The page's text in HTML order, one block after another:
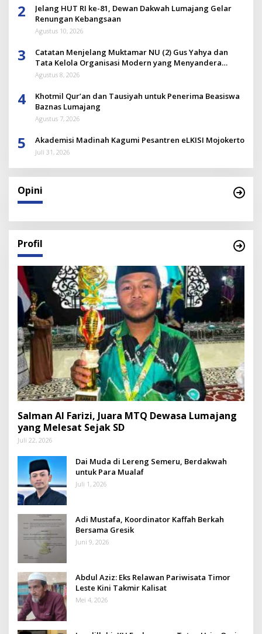
2
Jelang HUT RI ke-81, Dewan Dakwah Lumajang Gelar
Renungan Kebangsaan
Agustus 10, 2026
3
Catatan Menjelang Muktamar NU (2) Gus Yahya dan
Tata Kelola Organisasi Modern yang Menyandera
Dirinya
Agustus 8, 2026
4
Khotmil Qur’an dan Tausiyah untuk Penerima Beasiswa
Baznas Lumajang
Agustus 7, 2026
5 Akademisi Madinah Kagumi Pesantren eLKISI Mojokerto
Juli 31, 2026
Opini
Profil
Salman Al Farizi, Juara MTQ Dewasa Lumajang
yang Melesat Sejak SD
Juli 22, 2026
Dai Muda di Lereng Semeru, Berdakwah
untuk Para Mualaf
Juli 1, 2026
Adi Mustafa, Koordinator Kaffah Berkah
Bersama Gresik
Juni 9, 2026
Abdul Aziz: Eks Relawan Pariwisata Timor
Leste Kini Takmir Kalisat
Mei 4, 2026